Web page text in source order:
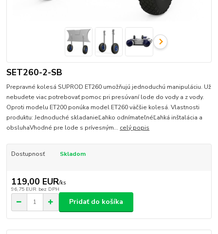
SET260-2-SB
Prepravné kolesá SUPROD ET260 umožňujú jednoduchú manipuláciu. Už
nebudete viac potrebovať pomoc pri presúvaní lode do vody a z vody.
Oproti modelu ET200 ponúka model ET260 väčšie kolesá. Vlastnosti
produktu: Jednoduché skladanieĽahko odnímateľnéĽahká inštalácia a
obsluhaVhodné pre lode s prívesným... celý popis
Dostupnosť Skladom
119,00 EUR/ks
96,75 EUR bez DPH
Pridať do košíka